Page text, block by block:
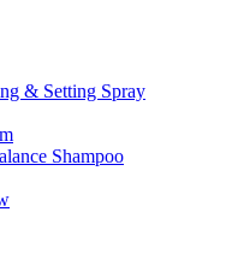
& Setting Spray
Shampoo